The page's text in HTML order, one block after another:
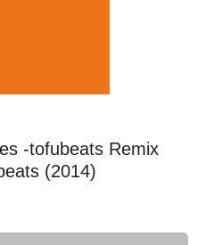
-tofubeats Remix
(2014)